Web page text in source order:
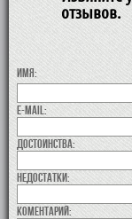
отзывов.
Имя:
E-MAIL:
Достоинства:
недостатки:
коментарий: